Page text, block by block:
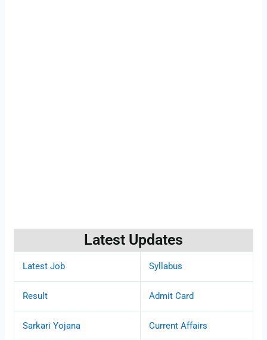
Latest Updates
Latest Job Syllabus
Result Admit Card
Sarkari Yojana Current Affairs